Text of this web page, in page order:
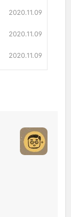
2020.11.09
2020.11.09
2020.11.09